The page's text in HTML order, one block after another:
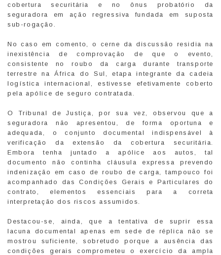
cobertura securitária e no ônus probatório da
seguradora em ação regressiva fundada em suposta
sub-rogação.
No caso em comento, o cerne da discussão residia na
inexistência de comprovação de que o evento,
consistente no roubo da carga durante transporte
terrestre na África do Sul, etapa integrante da cadeia
logística internacional, estivesse efetivamente coberto
pela apólice de seguro contratada.
O Tribunal de Justiça, por sua vez, observou que a
seguradora não apresentou, de forma oportuna e
adequada, o conjunto documental indispensável à
verificação da extensão da cobertura securitária.
Embora tenha juntado a apólice aos autos, tal
documento não continha cláusula expressa prevendo
indenização em caso de roubo de carga, tampouco foi
acompanhado das Condições Gerais e Particulares do
contrato, elementos essenciais para a correta
interpretação dos riscos assumidos.
Destacou-se, ainda, que a tentativa de suprir essa
lacuna documental apenas em sede de réplica não se
mostrou suficiente, sobretudo porque a ausência das
condições gerais comprometeu o exercício da ampla